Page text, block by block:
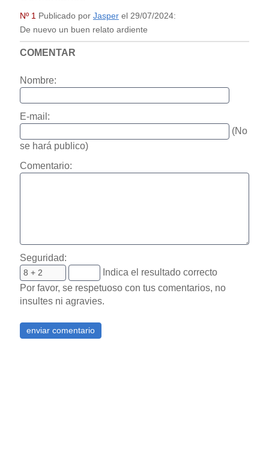
Nº 1 Publicado por Jasperel 29/07/2024:
De nuevo un buen relato ardiente
COMENTAR
Nombre:
E-mail:
(No
se hará publico)
Comentario:
Seguridad:
Indica el resultado correcto
Por favor, se respetuoso con tus comentarios, no
insultes ni agravies.